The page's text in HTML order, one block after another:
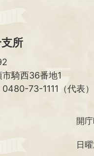
所
騎西36番地1
73-1111（代表）
開
日